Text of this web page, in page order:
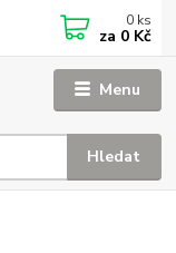
Menu
Hledat
0 ks
za 0 Kč